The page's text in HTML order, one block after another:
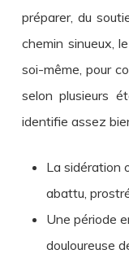
préparer, du
chemin sinueux,
soi-même, pour
selon plusieurs
identifie assez
La sidération
abattu,
Une période
douloureuse